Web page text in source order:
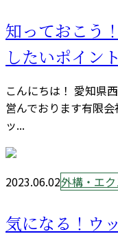
知っておこう
したいポイント
こんにちは！ 愛知県
営んでおります有限
ッ...
2023.06.02外構・エ
気になる！ウ